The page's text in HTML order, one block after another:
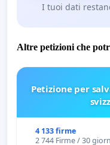
I tuoi dati
Altre petizioni che
Petizione per
4 133 firme
2 744 Firme / 30